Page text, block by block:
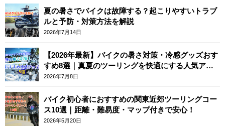
夏の暑さでバイクは故障する？起こりやすいトラブ
ルと予防・対策方法を解説
2026年7月14日
【2026年最新】バイクの暑さ対策・冷感グッズおす
すめ8選｜真夏のツーリングを快適にする人気アイ
テム
2026年7月8日
バイク初心者におすすめの関東近郊ツーリングコー
ス10選｜距離・難易度・マップ付きで安心！
2026年5月20日